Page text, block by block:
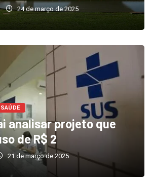
24 de março de 2025
SAÚDE
analisar projeto que
de R$ 2
21 de março de 2025